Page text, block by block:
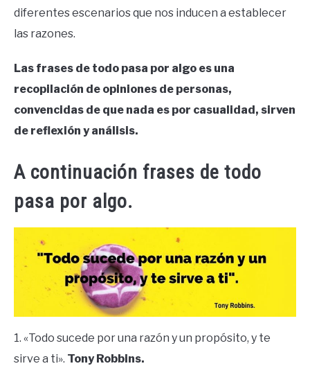
diferentes escenarios que nos inducen a establecer
las razones.
Las frases de todo pasa por algo es una
recopilación de opiniones de personas,
convencidas de que nada es por casualidad, sirven
de reflexión y análisis.
A continuación frases de todo
pasa por algo.
1. «Todo sucede por una razón y un propósito, y te
sirve a ti». Tony Robbins.